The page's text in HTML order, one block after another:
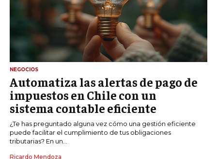
NEGOCIOS
Automatiza las alertas de pago de
impuestos en Chile con un
sistema contable eficiente
¿Te has preguntado alguna vez cómo una gestión eficiente
puede facilitar el cumplimiento de tus obligaciones
tributarias? En un...
Ricardo Mendoza